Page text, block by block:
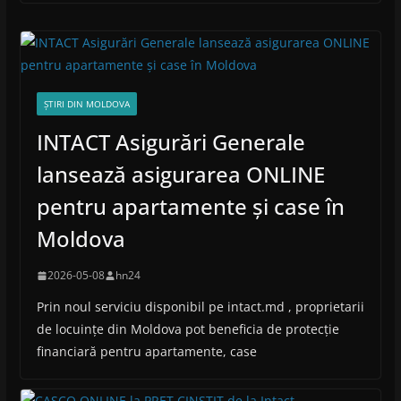
ȘTIRI DIN MOLDOVA
INTACT Asigurări Generale
lansează asigurarea ONLINE
pentru apartamente și case în
Moldova
2026-05-08 hn24
Prin noul serviciu disponibil pe intact.md , proprietarii
de locuințe din Moldova pot beneficia de protecție
financiară pentru apartamente, case